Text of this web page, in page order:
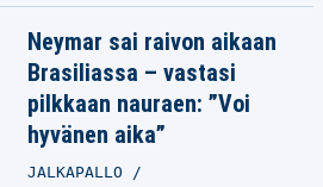
Neymar sai raivon aikaan
Brasiliassa – vastasi
pilkkaan nauraen: ”Voi
hyvänen aika”
JALKAPALLO